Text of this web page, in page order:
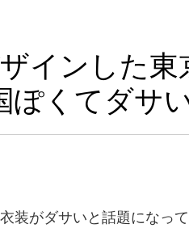
インした東
ぽくてダサ
装がダサいと話題になって